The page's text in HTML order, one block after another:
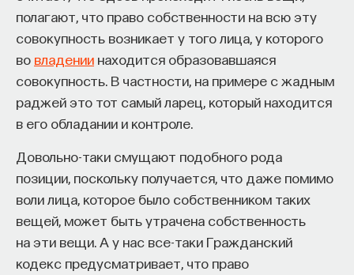
полагают, что право собственности на всю эту
совокупность возникает у того лица, у которого
во владении находится образовавшаяся
совокупность. В частности, на примере с жадным
раджей это тот самый ларец, который находится
в его обладании и контроле.
Довольно-таки смущают подобного рода
позиции, поскольку получается, что даже помимо
воли лица, которое было собственником таких
вещей, может быть утрачена собственность
на эти вещи. А у нас все-таки Гражданский
кодекс предусматривает, что право
КУРС
Философский поиск: начала
СОХРАНИТЬ КУРС
ситуациях это провоцирует как раз выбор
рискованного варианта, как в случае с лотереей,
которая, с одной стороны, представляет собой
неоправданный теорией вероятностью риск,
но с другой — возможность за небольшие деньги
отвести от себя угрозу очень большого
Зеленберг и его коллеги выявили несколько
ситуаций, которые делают предвкушаемые
сожаления особенно тяжелыми. Людям
свойственно сожалеть о том, что они сделали,
если в этом был задействован личный выбор.